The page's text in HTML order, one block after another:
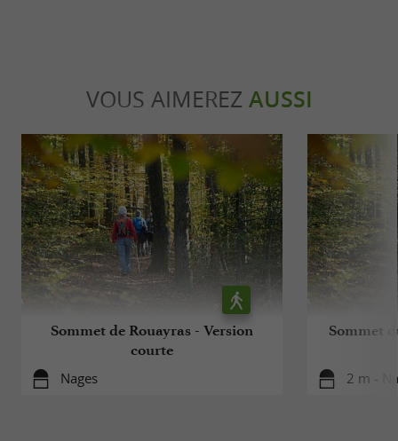
VOUS AIMEREZ AUSSI
Sommet de Rouayras - Version
courte
Nages
Sommet
2 m -